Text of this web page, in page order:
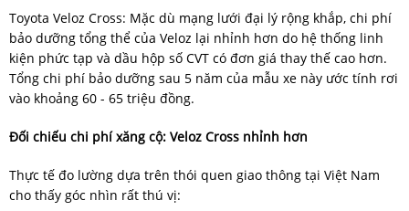
Toyota Veloz Cross: Mặc dù mạng lưới đại lý rộng khắp, chi phí
bảo dưỡng tổng thể của Veloz lại nhỉnh hơn do hệ thống linh
kiện phức tạp và dầu hộp số CVT có đơn giá thay thế cao hơn.
Tổng chi phí bảo dưỡng sau 5 năm của mẫu xe này ước tính rơi
vào khoảng 60 - 65 triệu đồng.
Đối chiếu chi phí xăng cộ: Veloz Cross nhỉnh hơn
Thực tế đo lường dựa trên thói quen giao thông tại Việt Nam
cho thấy góc nhìn rất thú vị: